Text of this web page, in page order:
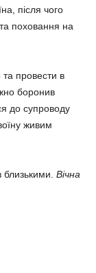
після чого
та поховання на
та провести в
боронив
до супроводу
живим
близькими. Вічна